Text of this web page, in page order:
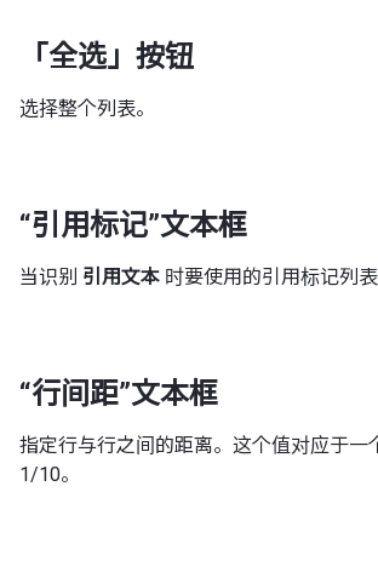
「全选」按钮
选择整个列表。
“引用标记”文本框
当识别 引用文本 时要使用的引用标记列表
“行间距”文本框
指定行与行之间的距离。这个值对应于一
1/10。